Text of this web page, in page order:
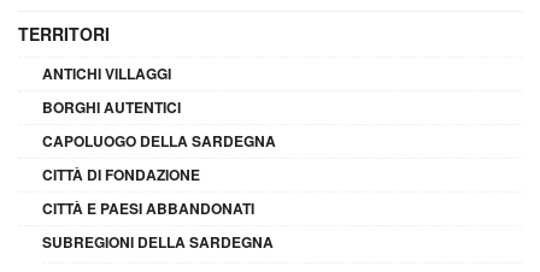
TERRITORI
ANTICHI VILLAGGI
BORGHI AUTENTICI
CAPOLUOGO DELLA SARDEGNA
CITTÀ DI FONDAZIONE
CITTÀ E PAESI ABBANDONATI
SUBREGIONI DELLA SARDEGNA